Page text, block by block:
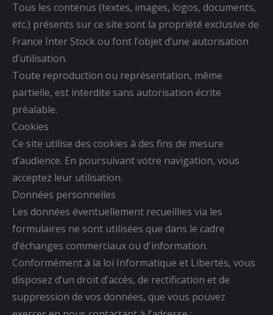
Tous les contenus (textes, images, logos, documents,
etc.) présents sur ce site sont la propriété exclusive de
France Inter Stock ou font l’objet d’une autorisation
d’utilisation.
Toute reproduction ou représentation, même
partielle, est interdite sans autorisation écrite
préalable.
Cookies
Ce site utilise des cookies à des fins de mesure
d’audience. En poursuivant votre navigation, vous
acceptez leur utilisation.
Données personnelles
Les données éventuellement recueillies via les
formulaires ne sont utilisées que dans le cadre
d’échanges commerciaux ou d'information.
Conformément à la loi Informatique et Libertés, vous
disposez d’un droit d’accès, de rectification et de
suppression de vos données, que vous pouvez